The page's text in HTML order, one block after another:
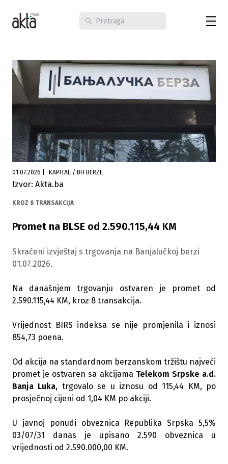
01.07.2026 KAPITAL / BH BERZE
Izvor: Akta.ba
KROZ 8 TRANSAKCIJA
Promet na BLSE od 2.590.115,44 KM
Skraćeni izvještaj s trgovanja na Banjalučkoj berzi
01.07.2026.
Na današnjem trgovanju ostvaren je promet od
2.590.115,44 KM, kroz 8 transakcija.
Vrijednost BIRS indeksa se nije promjenila i iznosi
854,73 poena.
Od akcija na standardnom berzanskom tržištu najveći
promet je ostvaren sa akcijama Telekom Srpske a.d.
Banja Luka, trgovalo se u iznosu od 115,44 KM, po
prosječnoj cijeni od 1,04 KM po akciji.
U javnoj ponudi obveznica Republika Srpska 5,5%
03/07/31 danas je upisano 2.590 obveznica u
vrijednosti od 2.590.000,00 KM.